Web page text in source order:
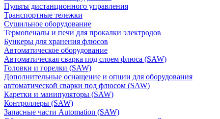
Пульты дистанционного управления
Транспортные тележки
Сушильное оборудование
Термопеналы и печи для прокалки электродов
Бункеры для хранения флюсов
Автоматическое оборудование
Автоматическая сварка под слоем флюса (SAW)
Головки и горелки (SAW)
Дополнительные оснащение и опции для оборудования
автоматической сварки под флюсом (SAW)
Каретки и манипуляторы (SAW)
Контроллеры (SAW)
Запасные части Automation (SAW)